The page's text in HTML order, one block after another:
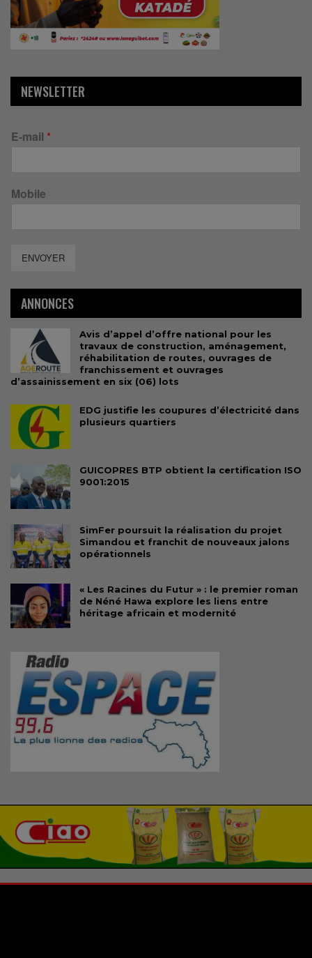
NEWSLETTER
E-mail *
Mobile
ENVOYER
ANNONCES
Avis d’appel d’offre national pour les
travaux de construction, aménagement,
réhabilitation de routes, ouvrages de
franchissement et ouvrages
d’assainissement en six (06) lots
EDG justifie les coupures d’électricité dans
plusieurs quartiers
GUICOPRES BTP obtient la certification ISO
9001:2015
SimFer poursuit la réalisation du projet
Simandou et franchit de nouveaux jalons
opérationnels
« Les Racines du Futur » : le premier roman
de Néné Hawa explore les liens entre
héritage africain et modernité